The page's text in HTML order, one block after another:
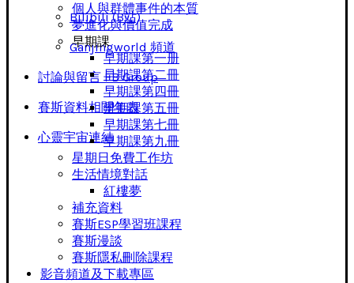
Bilibili (B站)
Ganjingworld 頻道
討論與留言 FB Group
賽斯資料相關年表
心靈宇宙連結
個人與群體事件的本質
夢進化與價值完成
早期課
早期課第一册
早期課第二冊
早期課第四冊
早期課第五冊
早期課第七冊
早期課第九冊
星期日免費工作坊
生活情境對話
紅樓夢
補充資料
賽斯ESP學習班課程
賽斯漫談
賽斯隱私刪除課程
影音頻道及下載專區